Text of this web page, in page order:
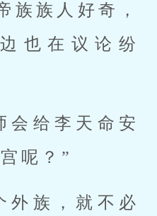
族族人好奇，
也在议论纷
会给李天命安
呢？”
外族，就不必